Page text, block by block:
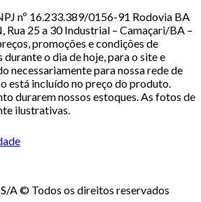
nº 16.233.389/0156-91 Rodovia BA
Rua 25 a 30 Industrial – Camaçari/BA –
promoções e condições de
o dia de hoje, para o site e
necessariamente para nossa rede de
está incluído no preço do produto.
durarem nossos estoques. As fotos de
ilustrativas.
A © Todos os direitos reservados